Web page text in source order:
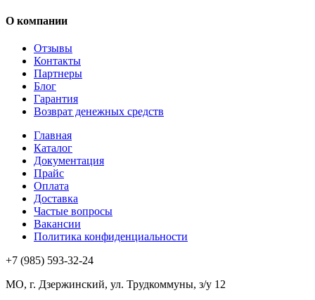
О компании
Отзывы
Контакты
Партнеры
Блог
Гарантия
Возврат денежных средств
Главная
Каталог
Документация
Прайс
Оплата
Доставка
Частые вопросы
Вакансии
Политика конфиденциальности
+7 (985) 593-32-24
МО, г. Дзержинский, ул. Трудкоммуны, з/у 12